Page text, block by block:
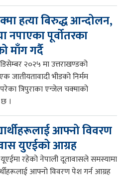
हत्या बिरुद्ध आन्दोलन,
नपाएका पूर्वोतरका
गर्दै
२०२५ मा उत्तराखण्डको
जातीयतावादी भीडको निर्मम
त्रिपुराका एन्जेल चक्माको
।
आफ्नो विवरण
युएईको आग्रह
रहेको नेपाली दूतावासले समस्यामा
आफ्नो विवरण पेश गर्न आग्रह